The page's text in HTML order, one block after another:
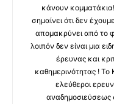
κάνουν
σημαίνει ότι δεν
απομακρύνει από το
λοιπόν δεν είναι μια
έρευνας και
καθημερινότητας ! Το
ελεύθεροι
αναδημοσιεύσεως